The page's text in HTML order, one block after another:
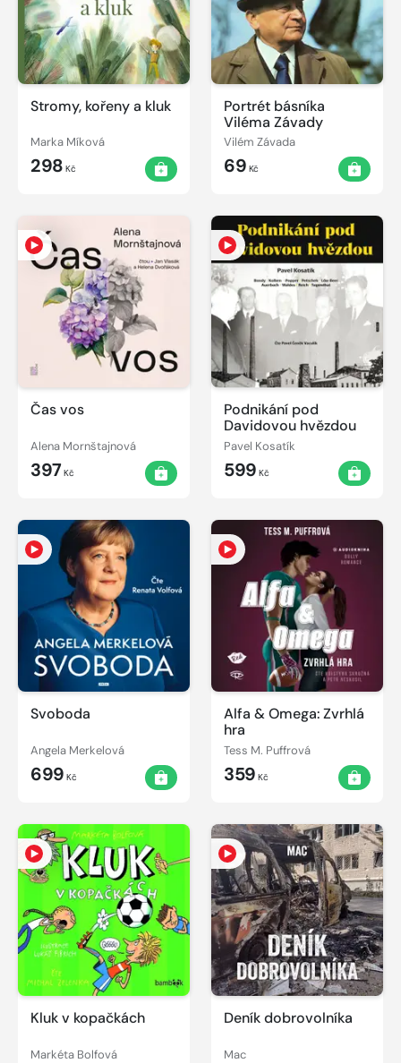
Stromy, kořeny a kluk
Marka Míková
298 Kč
Portrét básníka
Viléma Závady
Vilém Závada
69 Kč
Čas vos
Alena Mornštajnová
397Kč
Podnikání pod
Davidovou hvězdou
Pavel Kosatík
599 Kč
Svoboda
Angela Merkelová
699 Kč
Alfa & Omega: Zvrhlá
hra
Tess M. Puffrová
359 Kč
Kluk v kopačkách
Markéta Bolfová
Deník dobrovolníka
Mac